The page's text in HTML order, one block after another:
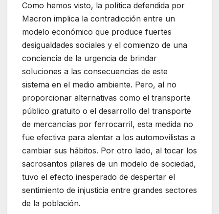
Como hemos visto, la política defendida por
Macron implica la contradicción entre un
modelo económico que produce fuertes
desigualdades sociales y el comienzo de una
conciencia de la urgencia de brindar
soluciones a las consecuencias de este
sistema en el medio ambiente. Pero, al no
proporcionar alternativas como el transporte
público gratuito o el desarrollo del transporte
de mercancías por ferrocarril, esta medida no
fue efectiva para alentar a los automovilistas a
cambiar sus hábitos. Por otro lado, al tocar los
sacrosantos pilares de un modelo de sociedad,
tuvo el efecto inesperado de despertar el
sentimiento de injusticia entre grandes sectores
de la población.